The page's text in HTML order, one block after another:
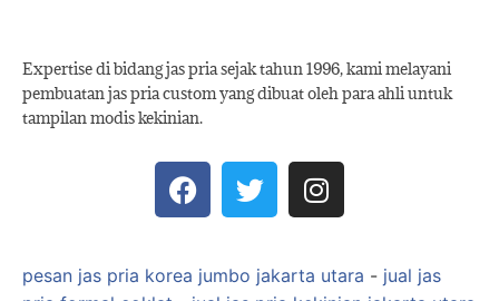
Expertise di bidang jas pria sejak tahun 1996, kami melayani
pembuatan jas pria custom yang dibuat oleh para ahli untuk
tampilan modis kekinian.
pesan jas pria korea jumbo jakarta utara - jual jas